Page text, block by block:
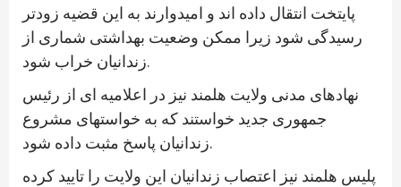
پایتخت انتقال داده اند و امیدوارند به این قضیه زودتر
رسیدگی شود زیرا ممکن وضعیت بهداشتی شماری از
زندانیان خراب شود.
نهادهای مدنی ولایت هلمند نیز در اعلامیه ای از رئیس
جمهوری جدید خواستند که به خواستهای مشروع
زندانیان پاسخ مثبت داده شود.
پلیس هلمند نیز اعتصاب زندانیان این ولایت را تایید کرده